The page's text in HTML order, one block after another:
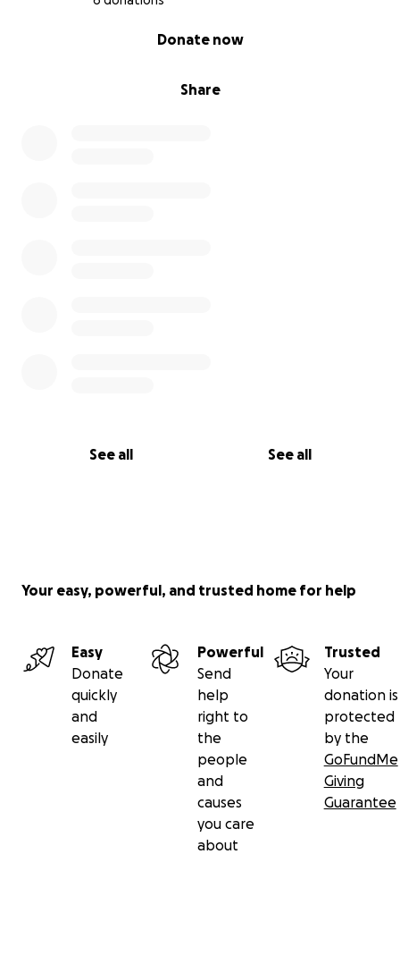
Share
Donate now
See all See all
Your easy, powerful, and trusted home for help
Easy
Donate
quickly
and
easily
Powerful
Send
help
right to
the
people
and
causes
you care
about
Trusted
Your
donation is
protected
by the
GoFundMe
Giving
Guarantee